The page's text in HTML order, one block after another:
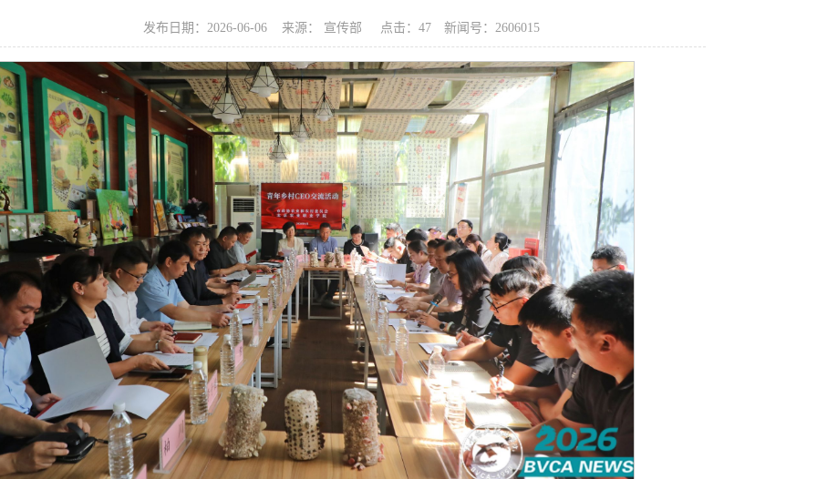
发布日期：2026-06-06 来源： 宣传部 点击： 47 新闻号：2606015